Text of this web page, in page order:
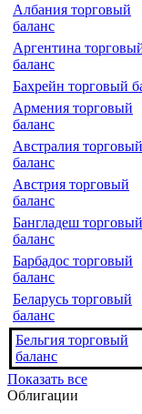
Албания торговый
баланс
Аргентина
баланс
Бахрейн торговый
Армения торговый
баланс
Австралия торговый
баланс
Австрия торговый
баланс
Бангладеш торговый
баланс
Барбадос торговый
баланс
Беларусь торговый
баланс
Бельгия торговый
баланс
Показать все
Облигации